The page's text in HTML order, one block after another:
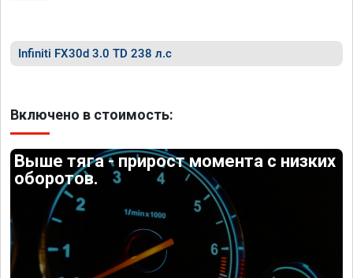
Infiniti FX30d 3.0 TD 238 л.с
Включено в стоимость:
Выше тяга - прирост момента с низких
оборотов.